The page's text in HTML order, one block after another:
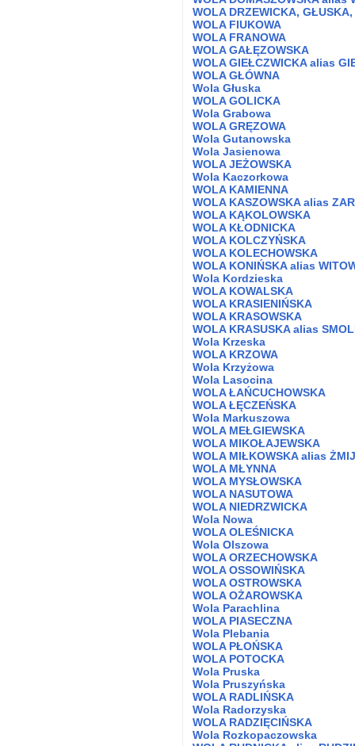
WOLA DRZEWICKA,
WOLA FIUKOWA
WOLA FRANOWA
WOLA GAŁĘZOWSKA
WOLA GIEŁCZWICKA alias
WOLA GŁÓWNA
Wola Głuska
WOLA GOLICKA
Wola Grabowa
WOLA GRĘZOWA
Wola Gutanowska
Wola Jasienowa
WOLA JEŻOWSKA
Wola Kaczorkowa
WOLA KAMIENNA
WOLA KASZOWSKA alias
WOLA KĄKOLOWSKA
WOLA KŁODNICKA
WOLA KOLCZYŃSKA
WOLA KOLECHOWSKA
WOLA KONIŃSKA alias
Wola Kordzieska
WOLA KOWALSKA
WOLA KRASIENIŃSKA
WOLA KRASOWSKA
WOLA KRASUSKA alias
Wola Krzeska
WOLA KRZOWA
Wola Krzyżowa
Wola Lasocina
WOLA ŁAŃCUCHOWSKA
WOLA ŁĘCZEŃSKA
Wola Markuszowa
WOLA MEŁGIEWSKA
WOLA MIKOŁAJEWSKA
WOLA MIŁKOWSKA alias
WOLA MŁYNNA
WOLA MYSŁOWSKA
WOLA NASUTOWA
WOLA NIEDRZWICKA
Wola Nowa
WOLA OLEŚNICKA
Wola Olszowa
WOLA ORZECHOWSKA
WOLA OSSOWIŃSKA
WOLA OSTROWSKA
WOLA OŻAROWSKA
Wola Parachlina
WOLA PIASECZNA
Wola Plebania
WOLA PŁOŃSKA
WOLA POTOCKA
Wola Pruska
Wola Pruszyńska
WOLA RADLIŃSKA
Wola Radorzyska
WOLA RADZIĘCIŃSKA
Wola Rozkopaczowska